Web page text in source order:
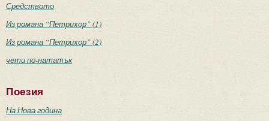
Средството
Из романа “Петрихор” (1)
Из романа “Петрихор” (2)
чети по-нататък
Поезия
На Нова година